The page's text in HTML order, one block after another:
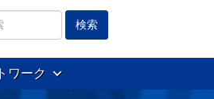
ワーク